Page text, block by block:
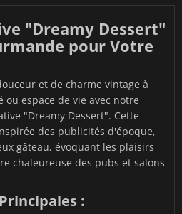
"Dreamy Dessert"
pour Votre
et de charme vintage à
espace de vie avec notre
"Dreamy Dessert". Cette
des publicités d'époque,
gâteau, évoquant les plaisirs
chaleureuse des pubs et salons
: